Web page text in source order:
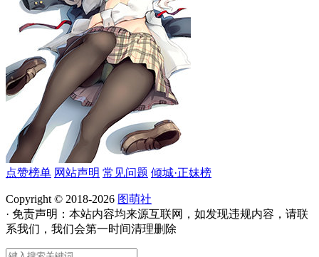
点赞榜单 网站声明 常见问题 倾城·正妹榜
Copyright © 2018-2026 图萌社
· 免责声明：本站内容均来源互联网，如发现违规内容，请联
系我们，我们会第一时间清理删除